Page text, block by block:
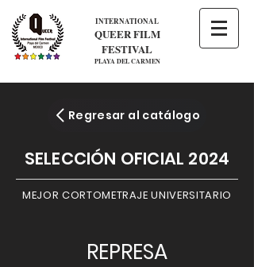
INTERNATIONAL
QUEER FILM
FESTIVAL
PLAYA DEL CARMEN
Regresar al catálogo
SELECCIÓN OFICIAL 2024
MEJOR CORTOMETRAJE UNIVERSITARIO
REPRESA